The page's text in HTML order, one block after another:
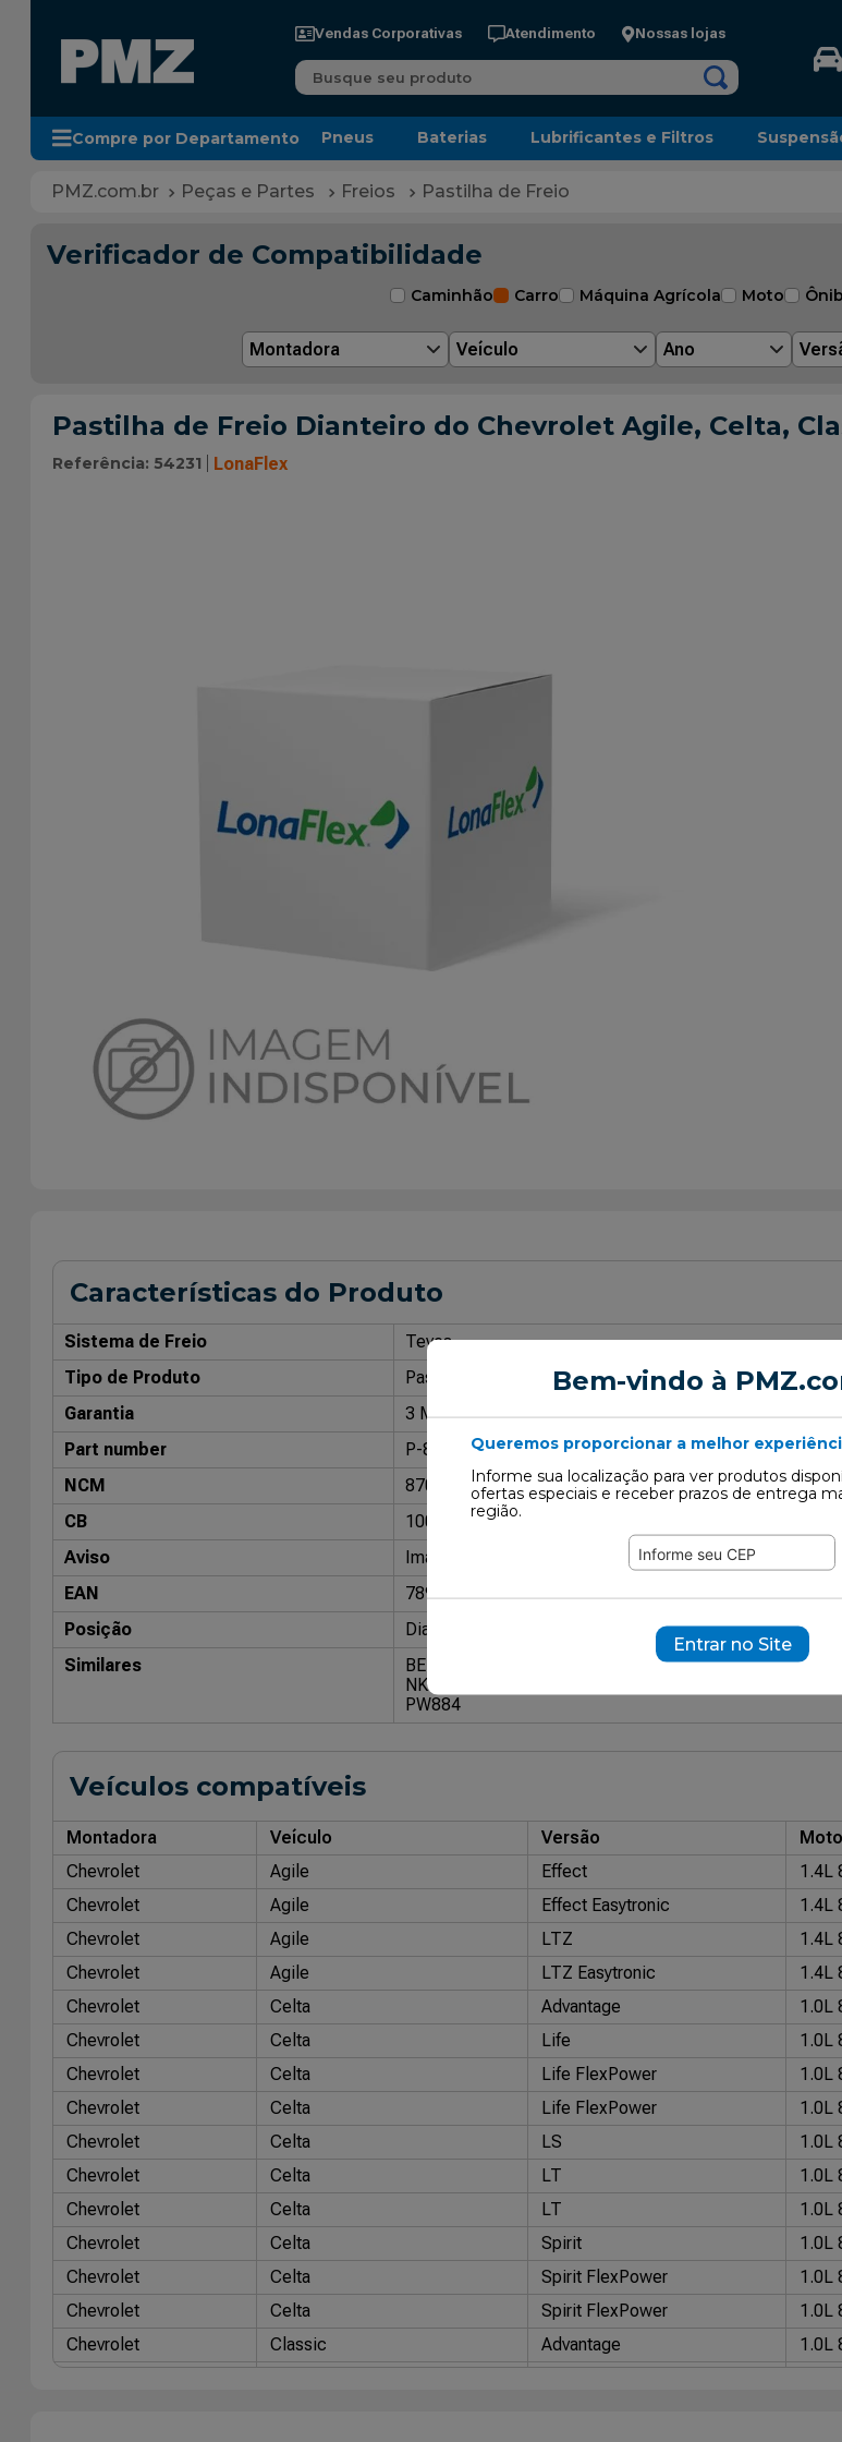
Bem-vindo à
Queremos proporcionar a melhor
Informe sua localização para ver produtos
ofertas especiais e receber prazos de entrega
região.
Entrar no Site
Vendas Corporativas Atendimento Nossas lojas
Busque seu produto
Compre por Departamento Pneus Baterias Lubrificantes e Filtros
Peças e Partes Freios Pastilha de Freio
Verificador de Compatibilidade
Caminhão Carro Máquina Agrícola Moto
Montadora Veículo Ano
Pastilha de Freio Dianteiro do Chevrolet Agile, Celta,
Referência: 54231 LonaFlex
Características do Produto
Sistema de Freio
Teves
Tipo de Produto
Pastilha de Freio
Garantia
3 Meses
Part number
P-82
NCM
87083019
CB
10033900337
Aviso
Imagens meramente ilustrativas.
EAN
7893026703139
Posição
Dianteiro
Similares
BENDIX: HG3001PA BENDIX: HQ-3001PACOBREQ: N-358
NKF 1318P
PW884
Veículos compatíveis
Montadora Veículo Versão
Chevrolet
Agile Effect 1.4L
Chevrolet
Agile Effect Easytronic 1.4L
Chevrolet
Agile LTZ 1.4L
Chevrolet
Agile LTZ Easytronic 1.4L
Chevrolet
Celta Advantage 1.0L
Chevrolet
Celta Life 1.0L
Chevrolet
Celta Life FlexPower 1.0L
Chevrolet
Celta Life FlexPower 1.0L
Chevrolet
Celta LS 1.0L
Chevrolet
Celta LT 1.0L
Chevrolet
Celta LT 1.0L
Chevrolet
Celta Spirit 1.0L
Chevrolet
Celta Spirit FlexPower 1.0L
Chevrolet
Celta Spirit FlexPower 1.0L
Chevrolet
Classic Advantage 1.0L